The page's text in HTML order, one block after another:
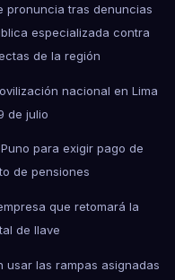
pronuncia tras denuncias
especializada contra
de la región
nacional en Lima
de julio
para exigir pago de
de pensiones
que retomará la
de Ilave
usar las rampas asignadas